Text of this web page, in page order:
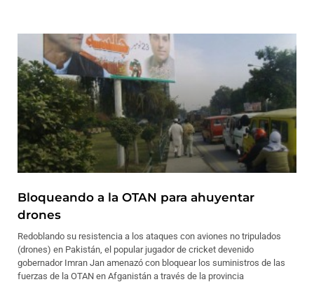
Bloqueando a la OTAN para ahuyentar
drones
Redoblando su resistencia a los ataques con aviones no tripulados
(drones) en Pakistán, el popular jugador de cricket devenido
gobernador Imran Jan amenazó con bloquear los suministros de las
fuerzas de la OTAN en Afganistán a través de la provincia